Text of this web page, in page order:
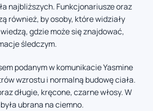
najbliższych. Funkcjonariusze oraz
również, by osoby, które widziały
gdzie może się znajdować,
śledczym.
podanym w komunikacie Yasmine
wzrostu i normalną budowę ciała.
długie, kręcone, czarne włosy. W
ubrana na ciemno.